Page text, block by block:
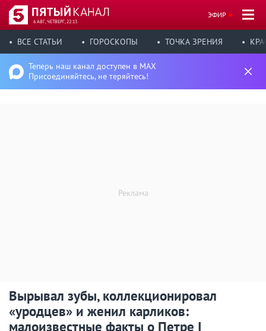
6 АВГ, ЧЕТВЕРГ, 22:13
ЭФИР
ВСЕ СТАТЬИ ГОРОСКОПЫ ТОЧКА ЗРЕНИЯ
Теперь наш канал доступен в MAX
Присоединяйтесь, не теряйтесь!
Вырывал зубы, коллекционировал
«уродцев» и женил карликов:
малоизвестные факты о Петре I